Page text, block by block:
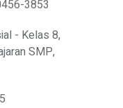
- Kelas 8,
SMP,